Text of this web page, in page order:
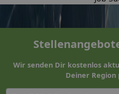
Wir senden Dir kostenlos
Deiner Region